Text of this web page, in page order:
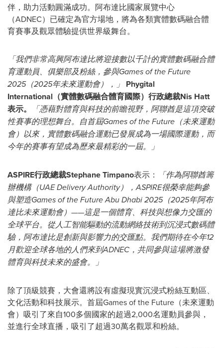
伴，助力活動圓滿成功。阿布達比國家展覽中心
（ADNEC）已確定為官方場地，將為各類實體數碼融合體
育賽事及觀眾體驗提供世界級舞台。
「我們非常高興阿布達比將迎接數以千計的實體數碼融合體
育運動員、俱樂部及粉絲，參與Games of the Future
2025（2025年未來運動會），」 Phygital
International（實體數碼融合體育國際）行政總裁Nis Hatt
表示。
「憑藉對體育與科技的前瞻視野，阿聯酋是這項突破
性賽事的理想舞台。自首屆Games of the Future（未來運動
會）以來，實體數碼融合運動已發展成為一場國際運動，而
今年的賽事有望成為歷來最精彩的一屆。」
ASPIRE行政總裁Stephane Timpano表示：
「作為阿聯酋籌
辦機構（UAE Delivery Authority），ASPIRE很榮幸能夠參
與塑造Games of the Future Abu Dhabi 2025（2025年阿布
達比未來運動會）——這是一個體育、科技與想像力交匯的
全球平台。從人工智能驅動的流動網絡技術到沉浸式數碼體
驗，阿布達比是創新與影響力的交匯點。我們期待在今年12
月歡迎全球各地的人們來到ADNEC，共同參與這場將激發
體育與科技未來的盛會。」
除了頂級競賽，大會還將設有虛擬現實沉浸式粉絲互動區、
文化活動和科技展示。首屆Games of the Future（未來運動
會）吸引了來自100多個國家的超過2,000名運動員參與，
並進行全球直播，吸引了超過30萬名觀眾和粉絲。